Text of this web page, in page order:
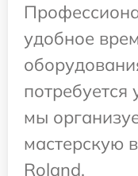
удобное
мы
мастерскую
Roland.